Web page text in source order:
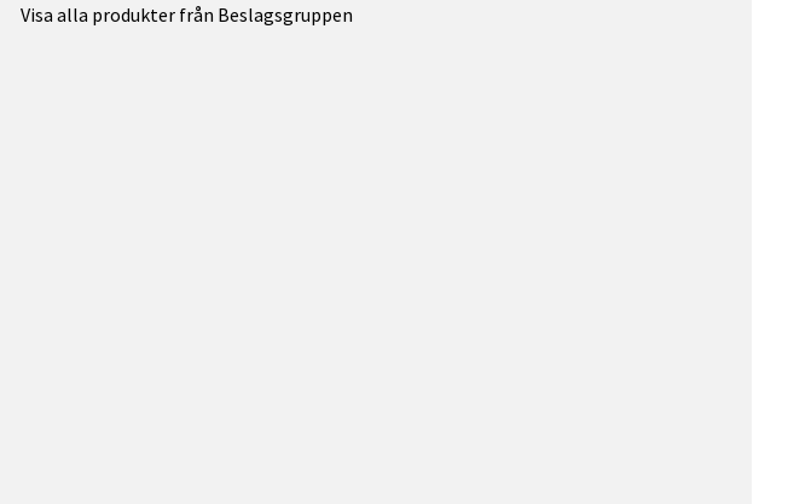
Visa alla produkter från Beslagsgruppen